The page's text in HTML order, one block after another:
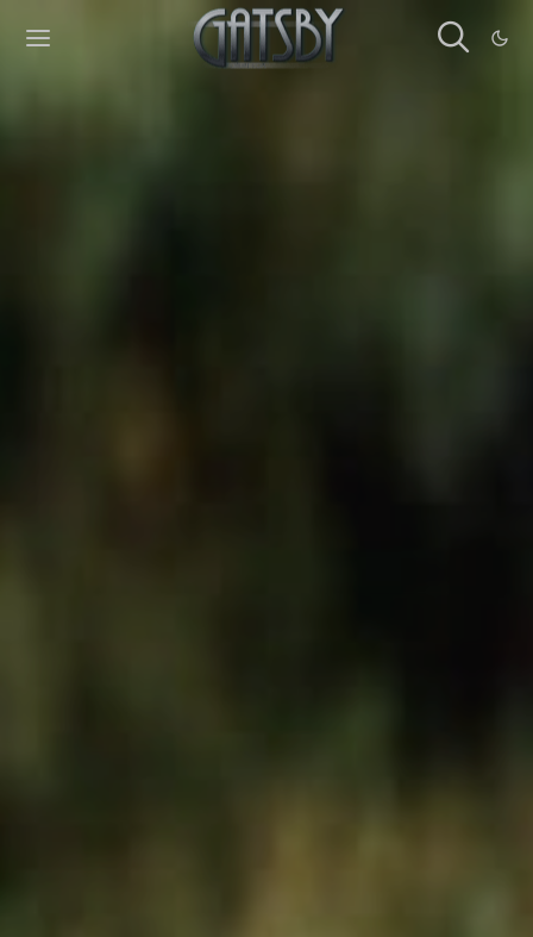
Cookies management panel